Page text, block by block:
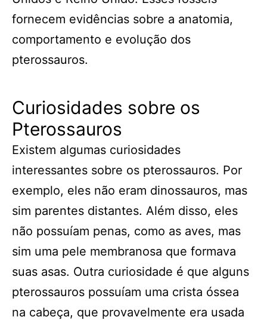
fornecem evidências sobre a anatomia,
comportamento e evolução dos
pterossauros.
Curiosidades sobre os
Pterossauros
Existem algumas curiosidades
interessantes sobre os pterossauros. Por
exemplo, eles não eram dinossauros, mas
sim parentes distantes. Além disso, eles
não possuíam penas, como as aves, mas
sim uma pele membranosa que formava
suas asas. Outra curiosidade é que alguns
pterossauros possuíam uma crista óssea
na cabeça, que provavelmente era usada